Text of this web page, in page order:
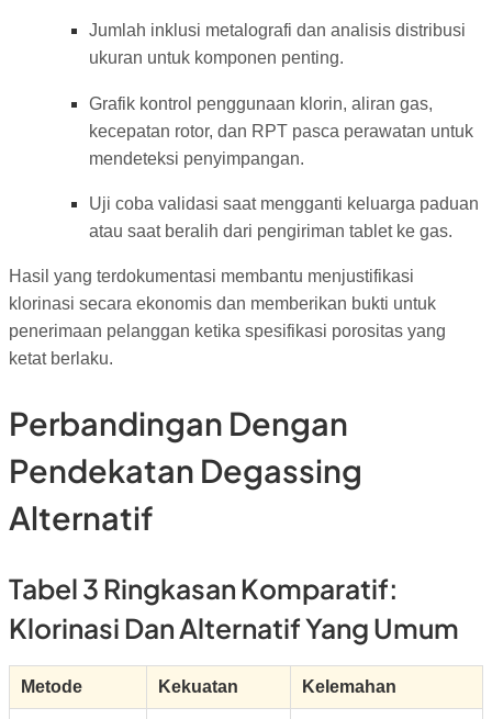
Jumlah inklusi metalografi dan analisis distribusi
ukuran untuk komponen penting.
Grafik kontrol penggunaan klorin, aliran gas,
kecepatan rotor, dan RPT pasca perawatan untuk
mendeteksi penyimpangan.
Uji coba validasi saat mengganti keluarga paduan
atau saat beralih dari pengiriman tablet ke gas.
Hasil yang terdokumentasi membantu menjustifikasi
klorinasi secara ekonomis dan memberikan bukti untuk
penerimaan pelanggan ketika spesifikasi porositas yang
ketat berlaku.
Perbandingan Dengan
Pendekatan Degassing
Alternatif
Tabel 3 Ringkasan Komparatif:
Klorinasi Dan Alternatif Yang Umum
Metode Kekuatan Kelemahan